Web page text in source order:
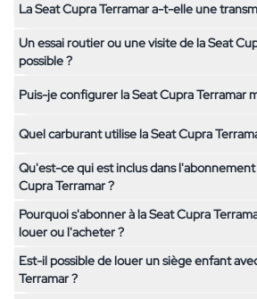
Non, la Seat Cupra Terramar n'est pas
de remorque. Si tu as besoin d'un
nous t'aiderons à trouver un véhicule
La Seat Cupra Terramar a-t-
Non, la Seat Cupra Terramar a une
consulter nos autres modèles.
Un essai routier ou une visite de la Seat Cupra
possible ?
Oui, une visite de la Seat Cupra Terramar
simplement pour fixer un rendez-vous.
La configuration de la Seat Cupra
ton forfait kilométrique et la durée
prix mensuel de l'abonnement
sont déjà inclus.
La Seat Cupra Terramar fonctionne au
Qu'est-ce qui est inclus dans
Cupra Terramar ?
L'abonnement auto pour la Seat Cupra
et vignette autoroutière. Tu ne paies
partir de
Pourquoi s'abonner à la Seat Cupra Terramar plutôt que de
louer ou l'acheter ?
Avec l'abonnement auto pour la Seat
Est-il possible de louer un siège enfant
Terramar ?